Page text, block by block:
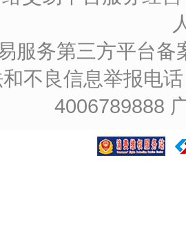
服务第三方平台
不良信息举报电
4006789888